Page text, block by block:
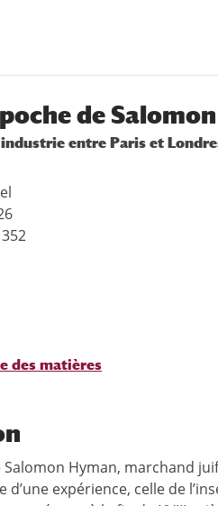
de
entre Paris et
352
des matières
Salomon Hyman, marchand
d’une expérience, celle de